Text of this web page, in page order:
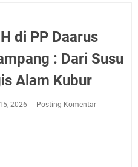
di PP Daarus
: Dari Susu
Alam Kubur
2026 Posting Komentar